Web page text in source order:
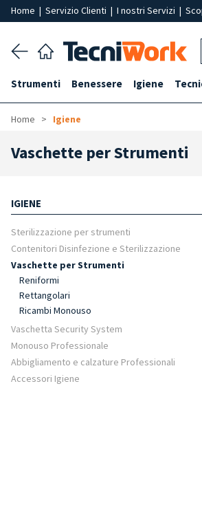
Home | Servizio Clienti | I nostri Servizi |
Strumenti Benessere Igiene
Home Igiene
Vaschette per Strumenti
IGIENE
Sterilizzazione per strumenti
Contenitori Disinfezione e Sterilizzazione
Vaschette per Strumenti
Reniformi
Rettangolari
Ricambi Monouso
Vaschetta Security System
Monouso Professionale
Abbigliamento e calzature Professionali
Accessori Igiene